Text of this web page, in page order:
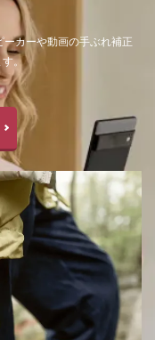
カーや動画の手ぶれ補正
す。